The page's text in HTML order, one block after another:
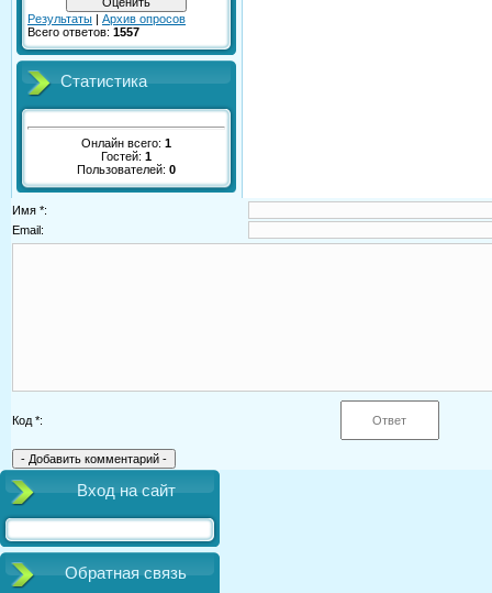
Результаты | Архив опросов
Всего ответов: 1557
Статистика
Онлайн всего: 1
Гостей: 1
Пользователей: 0
Имя *:
Email:
Код *:
Вход на сайт
Обратная связь